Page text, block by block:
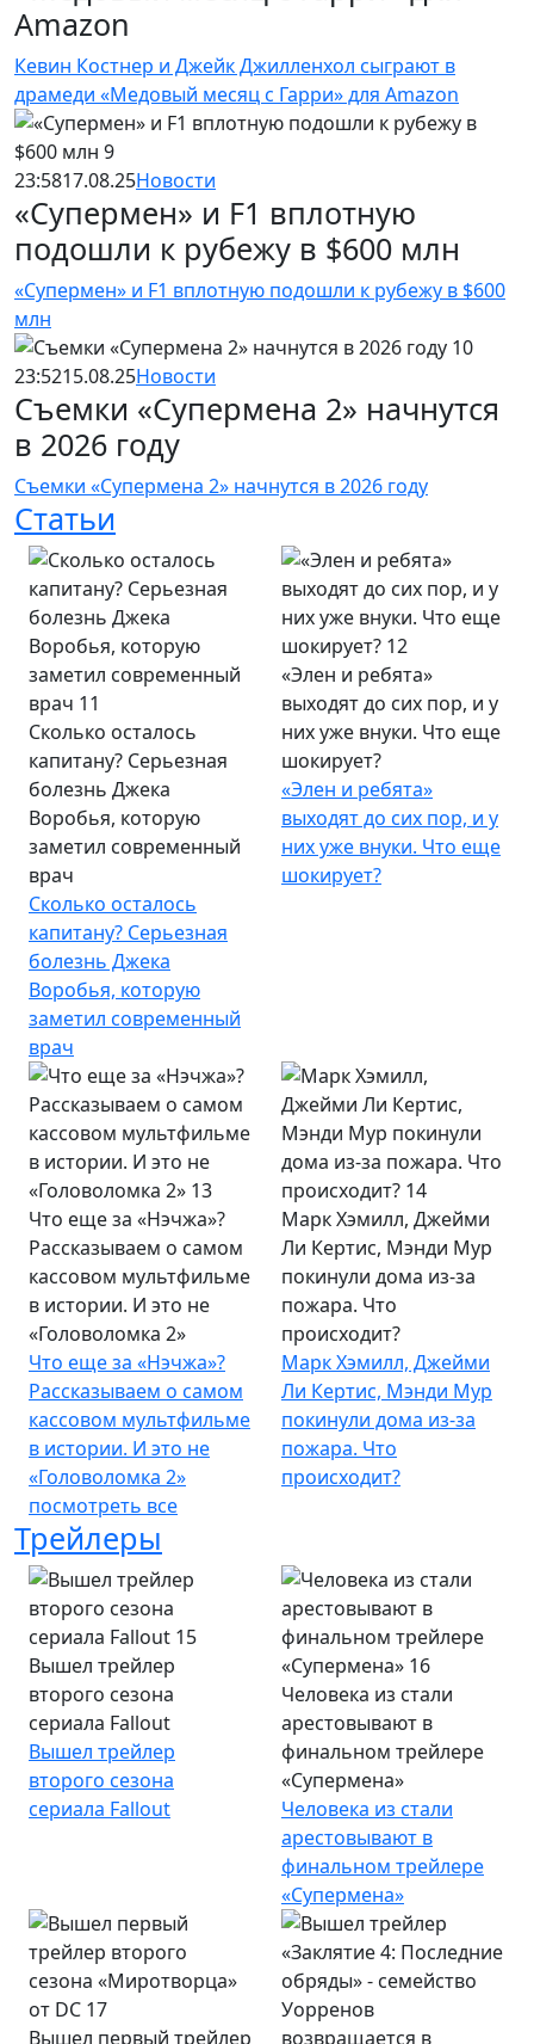
Amazon
Кевин Костнер и Джейк Джилленхол сыграют в
драмеди «Медовый месяц с Гарри» для Amazon
23:5817.08.25Новости
«Супермен» и F1 вплотную
подошли к рубежу в $600 млн
«Супермен» и F1 вплотную подошли к рубежу в $600
млн
23:5215.08.25Новости
Съемки «Супермена 2» начнутся
в 2026 году
Съемки «Супермена 2» начнутся в 2026 году
Статьи
Сколько осталось
капитану? Серьезная
болезнь Джека
Воробья, которую
заметил современный
врач
Сколько осталось
капитану? Серьезная
болезнь Джека
Воробья, которую
заметил современный
врач
«Элен и ребята»
выходят до сих пор, и у
них уже внуки. Что еще
шокирует?
«Элен и ребята»
выходят до сих пор, и у
них уже внуки. Что еще
шокирует?
Что еще за «Нэчжа»?
Рассказываем о самом
кассовом мультфильме
в истории. И это не
«Головоломка 2»
Что еще за «Нэчжа»?
Рассказываем о самом
кассовом мультфильме
в истории. И это не
«Головоломка 2»
Марк Хэмилл, Джейми
Ли Кертис, Мэнди Мур
покинули дома из-за
пожара. Что
происходит?
Марк Хэмилл, Джейми
Ли Кертис, Мэнди Мур
покинули дома из-за
пожара. Что
происходит?
посмотреть все
Трейлеры
Вышел трейлер
второго сезона
сериала Fallout
Вышел трейлер
второго сезона
сериала Fallout
Человека из стали
арестовывают в
финальном трейлере
«Супермена»
Человека из стали
арестовывают в
финальном трейлере
«Супермена»
Вышел первый трейлер